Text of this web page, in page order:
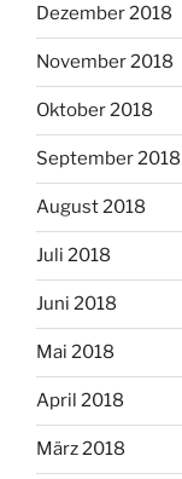
Dezember 2018
November 2018
Oktober 2018
September 2018
August 2018
Juli 2018
Juni 2018
Mai 2018
April 2018
März 2018